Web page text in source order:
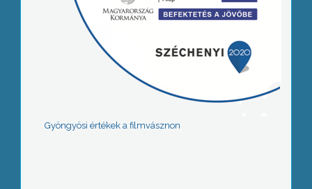
Gyöngyösi értékek a filmvásznon